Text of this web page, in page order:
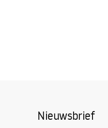
Nieuwsbrief